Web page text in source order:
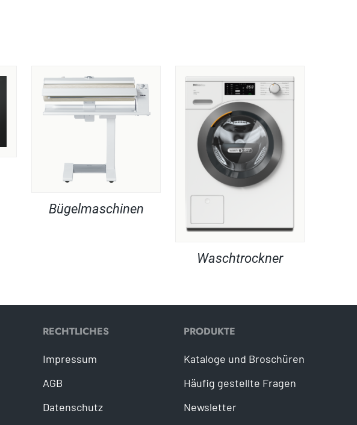
Bügelmaschinen
Waschtrockner
RECHTLICHES
Impressum
AGB
Datenschutz
PRODUKTE
Kataloge und Broschüren
Häufig gestellte Fragen
Newsletter